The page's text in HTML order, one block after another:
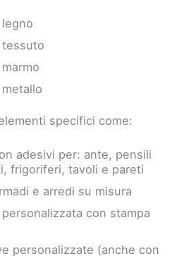
specifici come:
adesivi per: ante, pensili
frigoriferi, tavoli e pareti
e arredi su misura
con stampa
personalizzate (anche con